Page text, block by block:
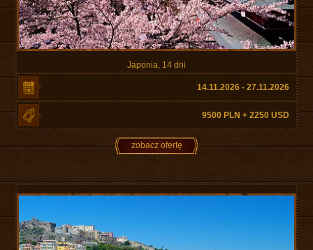
Japonia, 14 dni
14.11.2026 - 27.11.2026
9500 PLN + 2250 USD
zobacz ofertę